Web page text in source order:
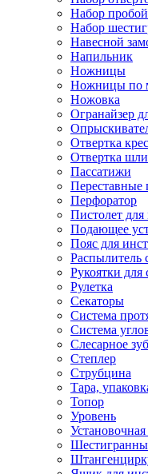
Набор
Набор
Навесной
Напильник
Ножницы
Ножницы по
Ножовка
Огранайзер
Отвертка
Отвертка
Пассатижи
Переставные
Перфоратор
Пистолет
Подающее
Пояс для
Распылитель
Рукоятки для
Рулетка
Секаторы
Система
Система
Слесарное
Степлер
Струбцина
Тара,
Топор
Уровень